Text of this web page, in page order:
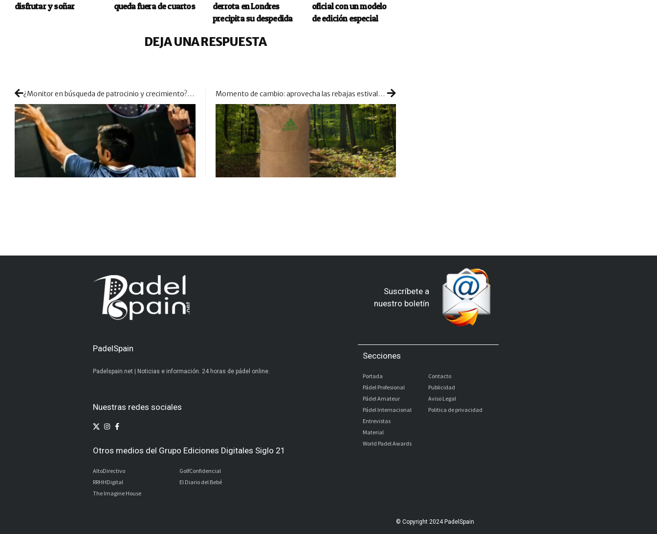
disfrutar y soñar
queda fuera de cuartos
derrota en Londres
precipita su despedida
oficial con un modelo
de edición especial
DEJA UNA RESPUESTA
¿Monitor en búsqueda de patrocinio y crecimiento? El proyecto de Kombat es ideal para ti Momento de cambio: aprovecha las rebajas estivales para renovar tu paletero…y piensa en el medioambiente
Suscríbete a
nuestro boletín
PadelSpain
Padelspain.net | Noticias e información. 24 horas de pádel online.
Nuestras redes sociales
Otros medios del Grupo Ediciones Digitales Siglo 21
AltoDirectivo
RRHHDigital
The Imagine House
GolfConfidencial
El Diario del Bebé
Secciones
Portada
Pádel Profesional
Pádel Amateur
Pádel Internacional
Entrevistas
Material
World Padel Awards
Contacto
Publicidad
Aviso Legal
Politica de privacidad
© Copyright 2024 PadelSpain